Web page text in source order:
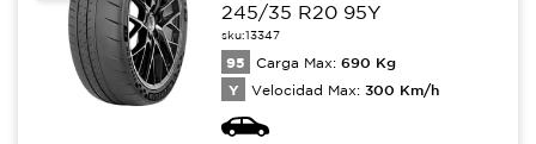
245/35 R20 95Y
sku:13347
95 Carga Max: 690 Kg
Y Velocidad Max: 300 Km/h